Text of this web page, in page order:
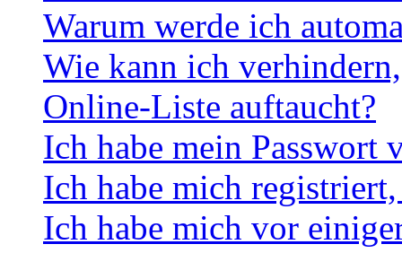
Warum werde ich
Wie kann ich
Online-Liste auftaucht?
Ich habe mein Passwort
Ich habe mich
Ich habe mich vor